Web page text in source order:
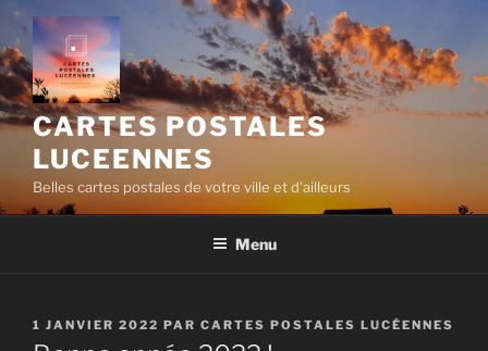
Aller
au
contenu
principal
CARTES POSTALES
LUCEENNES
Belles cartes postales de votre ville et d'ailleurs
Menu
PUBLIÉ
LE
1 JANVIER 2022 PAR CARTES POSTALES LUCÉENNES